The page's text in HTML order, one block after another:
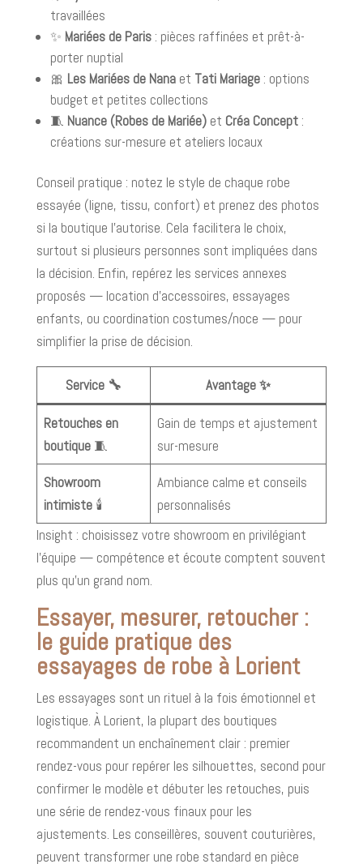
travaillées
✨ Mariées de Paris: pièces raffinées et prêt-à-
porter nuptial
🎀 Les Mariées de Nanaet Tati Mariage: options
budget et petites collections
🧵 Nuance (Robes de Mariée)et Créa Concept:
créations sur-mesure et ateliers locaux
Conseil pratique : notez le style de chaque robe
essayée (ligne, tissu, confort) et prenez des photos
si la boutique l’autorise. Cela facilitera le choix,
surtout si plusieurs personnes sont impliquées dans
la décision. Enfin, repérez les services annexes
proposés — location d’accessoires, essayages
enfants, ou coordination costumes/noce — pour
simplifier la prise de décision.
Service 🔧 Avantage ✨
Retouches en
boutique 🧵
Gain de temps et ajustement
sur-mesure
Showroom
intimiste 🕯️
Ambiance calme et conseils
personnalisés
Insight : choisissez votre showroom en privilégiant
l’équipe — compétence et écoute comptent souvent
plus qu’un grand nom.
Essayer, mesurer, retoucher :
le guide pratique des
essayages de robe à Lorient
Les essayages sont un rituel à la fois émotionnel et
logistique. À Lorient, la plupart des boutiques
recommandent un enchaînement clair : premier
rendez-vous pour repérer les silhouettes, second pour
confirmer le modèle et débuter les retouches, puis
une série de rendez-vous finaux pour les
ajustements. Les conseillères, souvent couturières,
peuvent transformer une robe standard en pièce